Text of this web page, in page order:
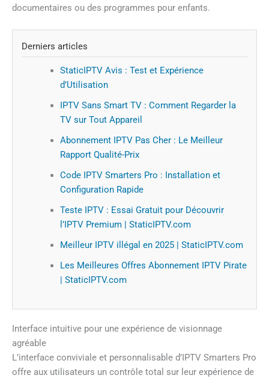
documentaires ou des programmes pour enfants.
Derniers articles
StaticIPTV Avis : Test et Expérience
d’Utilisation
IPTV Sans Smart TV : Comment Regarder la
TV sur Tout Appareil
Abonnement IPTV Pas Cher : Le Meilleur
Rapport Qualité-Prix
Code IPTV Smarters Pro : Installation et
Configuration Rapide
Teste IPTV : Essai Gratuit pour Découvrir
l’IPTV Premium | StaticIPTV.com
Meilleur IPTV illégal en 2025 | StaticIPTV.com
Les Meilleures Offres Abonnement IPTV Pirate
| StaticIPTV.com
Interface intuitive pour une expérience de visionnage
agréable
L’interface conviviale et personnalisable d’IPTV Smarters Pro
offre aux utilisateurs un contrôle total sur leur expérience de